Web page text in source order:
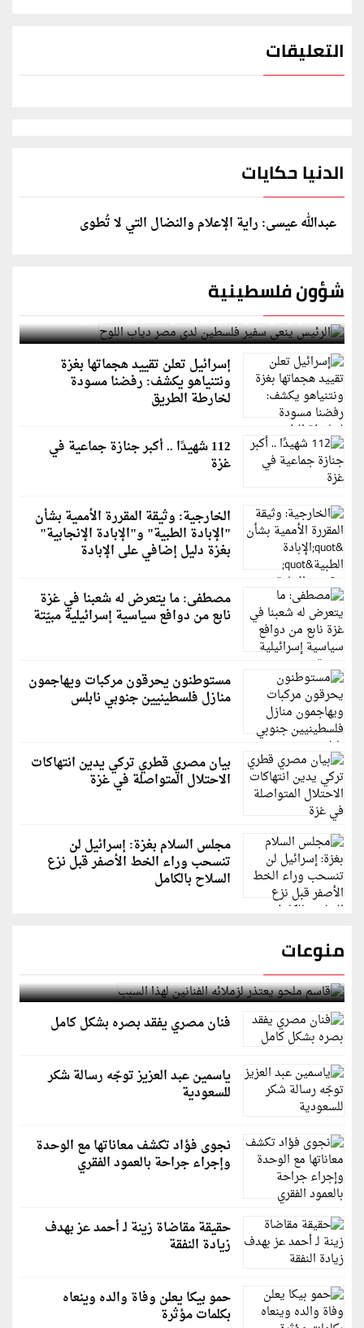
التعليقات
الدنيا حكايات
عبدالله عيسى: راية الإعلام والنضال التي لا تُطوى
شؤون فلسطينية
الرئيس ينعى سفير فلسطين لدى مصر دياب اللوح
إسرائيل تعلن تقييد هجماتها بغزة
ونتنياهو يكشف: رفضنا مسودة
لخارطة الطريق
112 شهيدًا .. أكبر جنازة جماعية في
غزة
الخارجية: وثيقة المقررة الأممية بشأن
"الإبادة الطبية" و"الإبادة الإنجابية"
بغزة دليل إضافي على الإبادة
مصطفى: ما يتعرض له شعبنا في غزة
نابع من دوافع سياسية إسرائيلية مبيّتة
مستوطنون يحرقون مركبات ويهاجمون
منازل فلسطينيين جنوبي نابلس
بيان مصري قطري تركي يدين انتهاكات
الاحتلال المتواصلة في غزة
مجلس السلام بغزة: إسرائيل لن
تنسحب وراء الخط الأصفر قبل نزع
السلاح بالكامل
منوعات
قاسم ملحو يعتذر لزملائه الفنانين لهذا السبب
فنان مصري يفقد بصره بشكل كامل
ياسمين عبد العزيز توجّه رسالة شكر
للسعودية
نجوى فؤاد تكشف معاناتها مع الوحدة
وإجراء جراحة بالعمود الفقري
حقيقة مقاضاة زينة لـ أحمد عز بهدف
زيادة النفقة
حمو بيكا يعلن وفاة والده وينعاه
بكلمات مؤثرة